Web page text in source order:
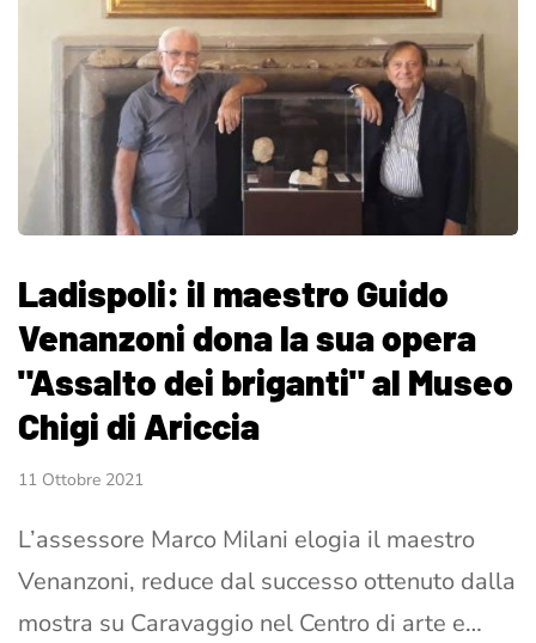
Ladispoli: il maestro Guido
Venanzoni dona la sua opera
"Assalto dei briganti" al Museo
Chigi di Ariccia
11 Ottobre 2021
L’assessore Marco Milani elogia il maestro
Venanzoni, reduce dal successo ottenuto dalla
mostra su Caravaggio nel Centro di arte e…